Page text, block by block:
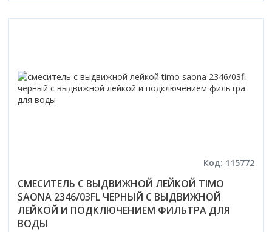
Код: 115772
СМЕСИТЕЛЬ С ВЫДВИЖНОЙ ЛЕЙКОЙ TIMO
SAONA 2346/03FL ЧЕРНЫЙ С ВЫДВИЖНОЙ
ЛЕЙКОЙ И ПОДКЛЮЧЕНИЕМ ФИЛЬТРА ДЛЯ
ВОДЫ